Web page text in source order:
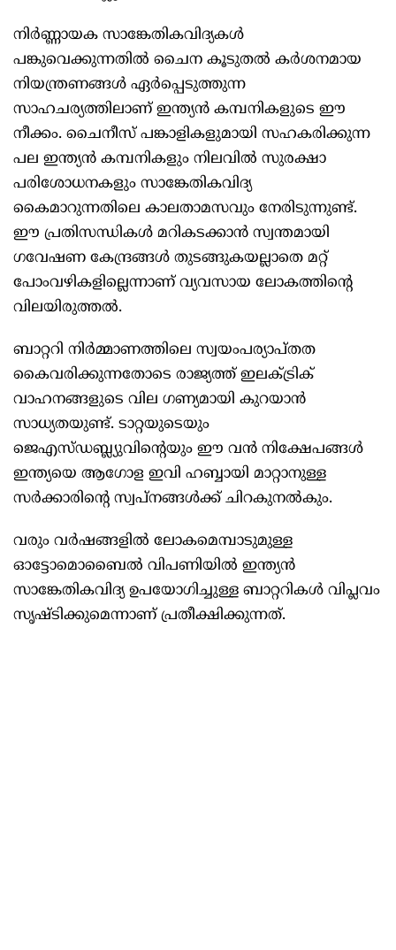
നിര്‍ണ്ണായക സാങ്കേതികവിദ്യകള്‍
പങ്കുവെക്കുന്നതില്‍ ചൈന കൂടുതല്‍ കര്‍ശനമായ
നിയന്ത്രണങ്ങള്‍ ഏര്‍പ്പെടുത്തുന്ന
സാഹചര്യത്തിലാണ് ഇന്ത്യന്‍ കമ്പനികളുടെ ഈ
നീക്കം. ചൈനീസ് പങ്കാളികളുമായി സഹകരിക്കുന്ന
പല ഇന്ത്യന്‍ കമ്പനികളും നിലവില്‍ സുരക്ഷാ
പരിശോധനകളും സാങ്കേതികവിദ്യ
കൈമാറുന്നതിലെ കാലതാമസവും നേരിടുന്നുണ്ട്.
ഈ പ്രതിസന്ധികള്‍ മറികടക്കാന്‍ സ്വന്തമായി
ഗവേഷണ കേന്ദ്രങ്ങള്‍ തുടങ്ങുകയല്ലാതെ മറ്റ്
പോംവഴികളില്ലെന്നാണ് വ്യവസായ ലോകത്തിന്റെ
വിലയിരുത്തല്‍.
ബാറ്ററി നിര്‍മ്മാണത്തിലെ സ്വയംപര്യാപ്തത
കൈവരിക്കുന്നതോടെ രാജ്യത്ത് ഇലക്ട്രിക്
വാഹനങ്ങളുടെ വില ഗണ്യമായി കുറയാന്‍
സാധ്യതയുണ്ട്. ടാറ്റയുടെയും
ജെഎസ്ഡബ്ല്യുവിന്റെയും ഈ വന്‍ നിക്ഷേപങ്ങള്‍
ഇന്ത്യയെ ആഗോള ഇവി ഹബ്ബായി മാറ്റാനുള്ള
സര്‍ക്കാരിന്റെ സ്വപ്നങ്ങള്‍ക്ക് ചിറകുനല്‍കും.
വരും വര്‍ഷങ്ങളില്‍ ലോകമെമ്പാടുമുള്ള
ഓട്ടോമൊബൈല്‍ വിപണിയില്‍ ഇന്ത്യന്‍
സാങ്കേതികവിദ്യ ഉപയോഗിച്ചുള്ള ബാറ്ററികള്‍ വിപ്ലവം
സൃഷ്ടിക്കുമെന്നാണ് പ്രതീക്ഷിക്കുന്നത്.